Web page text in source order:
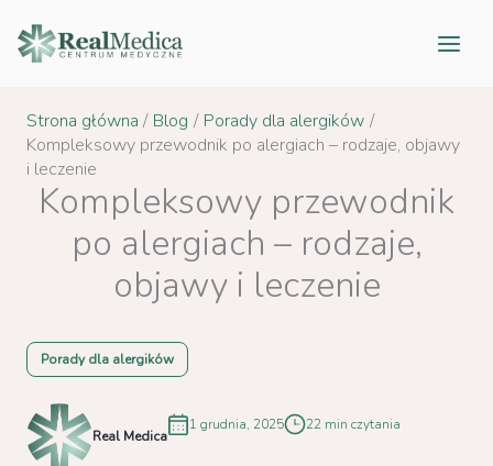
do
treści
Strona główna Blog
Porady dla alergików
Kompleksowy przewodnik po alergiach – rodzaje, objawy
i leczenie
Kompleksowy przewodnik
po alergiach – rodzaje,
objawy i leczenie
Porady dla alergików
Real Medica
1 grudnia, 2025 22 min czytania